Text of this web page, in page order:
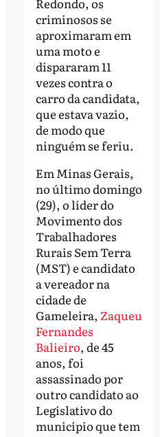
criminosos se
aproximaram em
uma moto e
dispararam 11
vezes contra o
carro da candidata,
que estava vazio,
de modo que
ninguém se feriu.
Em Minas Gerais,
no último domingo
(29), o líder do
Movimento dos
Trabalhadores
Rurais Sem Terra
(MST) e candidato
a vereador na
cidade de
Gameleira, Zaqueu
Fernandes
Balieiro, de 45
anos, foi
assassinado por
outro candidato ao
Legislativo do
município que tem